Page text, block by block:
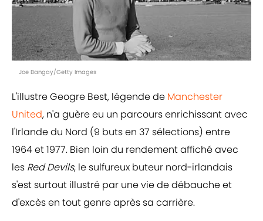
Joe Bangay/Getty Images
L'illustre Geogre Best, légende de Manchester
United, n'a guère eu un parcours enrichissant avec
l'Irlande du Nord (9 buts en 37 sélections) entre
1964 et 1977. Bien loin du rendement affiché avec
les Red Devils, le sulfureux buteur nord-irlandais
s'est surtout illustré par une vie de débauche et
d'excès en tout genre après sa carrière.